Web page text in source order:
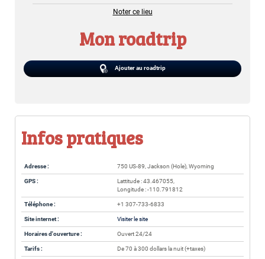
Noter ce lieu
Mon roadtrip
Ajouter au roadtrip
Infos pratiques
Adresse : 750 US-89, Jackson (Hole), Wyoming
GPS :
Lattitude : 43.467055,
Longitude : -110.791812
Téléphone : +1 307-733-6833
Site internet : Visiter le site
Horaires d'ouverture : Ouvert 24/24
Tarifs : De 70 à 300 dollars la nuit (+taxes)